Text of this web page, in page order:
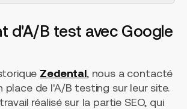
d'A/B test avec Google
Zedental, nous a contacté
place de l'A/B testing sur leur site.
réalisé sur la partie SEO, qui